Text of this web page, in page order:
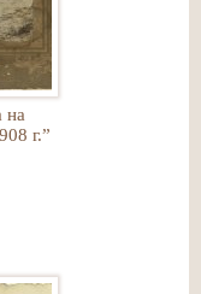
на
г.”